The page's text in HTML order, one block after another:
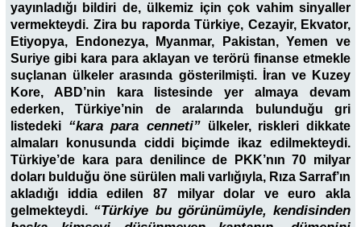
yayınladığı bildiri de, ülkemiz için çok vahim sinyaller
vermekteydi. Zira bu raporda Türkiye, Cezayir, Ekvator,
Etiyopya, Endonezya, Myanmar, Pakistan, Yemen ve
Suriye gibi kara para aklayan ve terörü finanse etmekle
suçlanan ülkeler arasında gösterilmişti. İran ve Kuzey
Kore, ABD’nin kara listesinde yer almaya devam
ederken, Türkiye’nin de aralarında bulunduğu gri
listedeki “kara para cenneti” ülkeler, riskleri dikkate
almaları konusunda ciddi biçimde ikaz edilmekteydi.
Türkiye’de kara para denilince de PKK’nın 70 milyar
doları bulduğu öne sürülen mali varlığıyla, Rıza Sarraf’ın
akladığı iddia edilen 87 milyar dolar ve euro akla
gelmekteydi. “Türkiye bu görünümüyle, kendisinden